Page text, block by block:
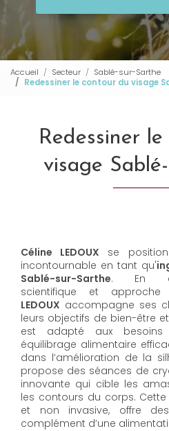
Accueil Secteur
Sablé-sur-Sarthe
Redessiner le contour du visage
Redessiner
visage
Céline LEDOUX se
incontournable en tant qu'
Sablé-sur-Sarthe. En
scientifique et approche
LEDOUX accompagne ses
leurs objectifs de bien-être
est adapté aux besoins
équilibrage alimentaire
dans l’amélioration de la
propose des séances de
innovante qui cible les
les contours du corps.
et non invasive, offre
complément d’une